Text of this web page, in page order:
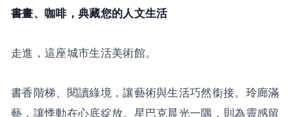
書畫、咖啡，典藏您的人文生活
走進，這座城市生活美術館。
書香階梯、閱讀綠境，讓藝術與生活巧然銜接。玲廊滿
藝，讓悸動在心底綻放。星巴克晨光一隅，則為靈感留